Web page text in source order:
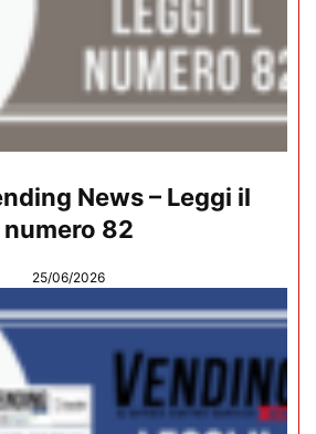
News – Leggi il
numero 82
25/06/2026